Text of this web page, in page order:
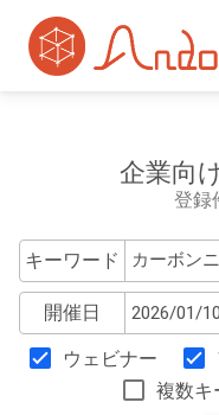
企業向
登録
キーワード
開催日
ウェビナー
複数キ